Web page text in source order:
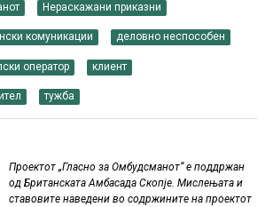
Нераскажани приказни
комуникации деловно неспособен
оператор клиент
тужба
Проектот „Гласно за Омбудсманот“ е поддржан
од Британската Амбасада Скопје. Мислењата и
ставовите наведени во содржините на проектот